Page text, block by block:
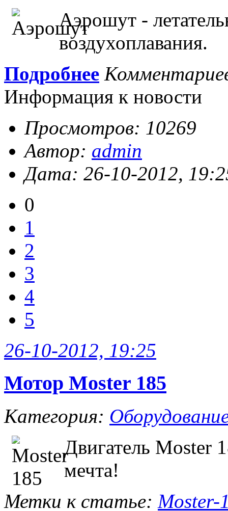
Аэрошут -
воздухоплавания.
Подробнее
Информация к новости
Просмотров: 10269
Автор: admin
Дата: 26-10-2012,
0
1
2
3
4
5
26-10-2012, 19:25
Мотор Moster 185
Категория:
Двигатель Moster
мечта!
Метки к статье: Moster-